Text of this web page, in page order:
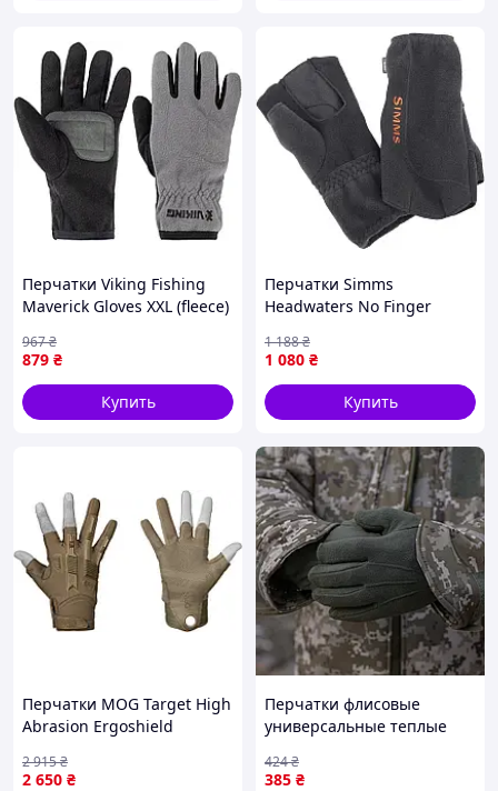
Перчатки Viking Fishing
Maverick Gloves XXL (fleece)
piho}
879 ₴
967₴
Купить
Перчатки Simms
Headwaters No Finger
Polartec DWR Black S {1795-
piho}
1 080 ₴
1 188₴
Купить
Перчатки MOG Target High
Abrasion Ergoshield
{9010-piho}
2 650 ₴
2 915₴
Перчатки флисовые
универсальные теплые
олива one size {KL-1-piho}
385 ₴
424₴